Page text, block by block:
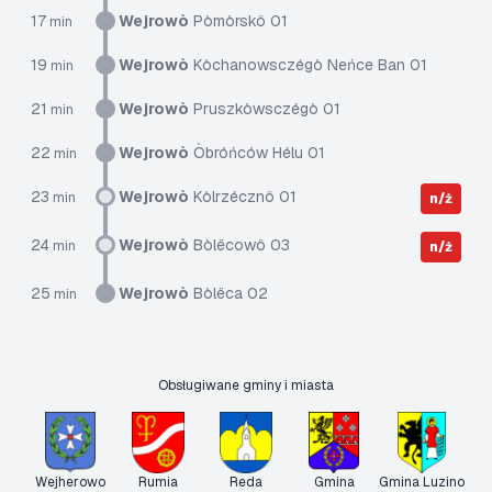
17 min Wejrowò Pòmòrskô 01
19 min Wejrowò Kòchanowsczégò Neńce Ban 01
21 min Wejrowò Pruszkòwsczégò 01
22 min Wejrowò Òbróńców Hélu 01
23 min Wejrowò Kòlrzécznô 01 n/ż
24 min Wejrowò Bòlëcowô 03 n/ż
25 min Wejrowò Bòlëca 02
Obsługiwane gminy i miasta
Wejherowo Rumia Reda
Gmina
Gmina Luzino